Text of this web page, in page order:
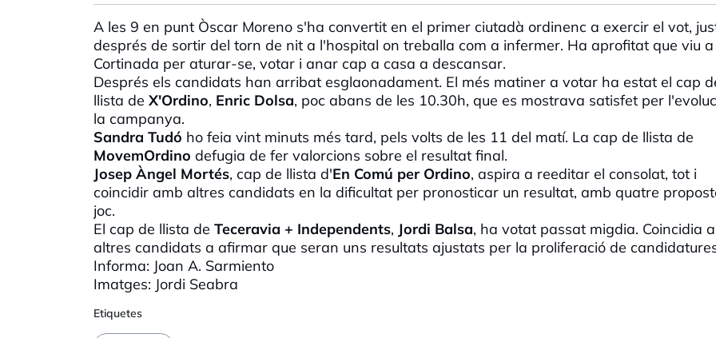
A les 9 en punt Òscar Moreno s'ha convertit en el primer ciutadà ordinenc a exercir el vot,
després de sortir del torn de nit a l'hospital on treballa com a infermer. Ha aprofitat que viu
Cortinada per aturar-se, votar i anar cap a casa a descansar.
Després els candidats han arribat esglaonadament. El més matiner a votar ha estat el cap
llista de X'Ordino, Enric Dolsa, poc abans de les 10.30h, que es mostrava satisfet per
la campanya.
Sandra Tudó ho feia vint minuts més tard, pels volts de les 11 del matí. La cap de llista de
MovemOrdino defugia de fer valorcions sobre el resultat final.
Josep Àngel Mortés, cap de llista d'En Comú per Ordino, aspira a reeditar el consolat, tot i
coincidir amb altres candidats en la dificultat per pronosticar un resultat, amb quatre
joc.
El cap de llista de Teceravia + Independents, Jordi Balsa, ha votat passat migdia. Coincidia
altres candidats a afirmar que seran uns resultats ajustats per la proliferació de
Informa: Joan A. Sarmiento
Imatges: Jordi Seabra
Etiquetes